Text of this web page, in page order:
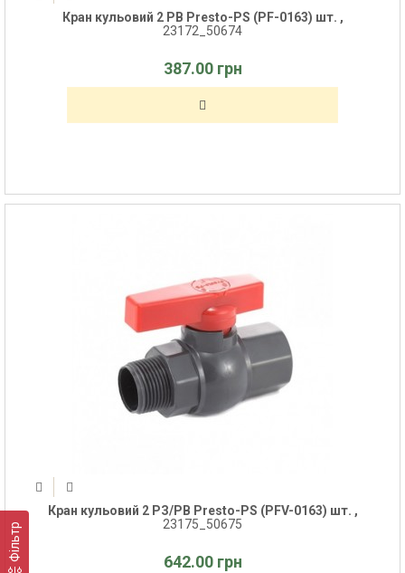
Фільтр
Кран кульовий 2 РВ Presto-PS (PF-0163) шт. ,
23172_50674
387.00 грн
Кран кульовий 2 РЗ/РВ Presto-PS (PFV-0163) шт. ,
23175_50675
642.00 грн